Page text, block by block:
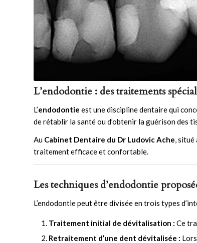
L’endodontie : des traitements
L’endodontie est une discipline dentaire qui
de rétablir la santé ou d’obtenir la guérison des
Au Cabinet Dentaire du Dr Ludovic Ache, situé
traitement efficace et confortable.
Les techniques d’endodontie
L’endodontie peut être divisée en trois types
Traitement initial de dévitalisation : Ce
Retraitement d’une dent dévitalisée :